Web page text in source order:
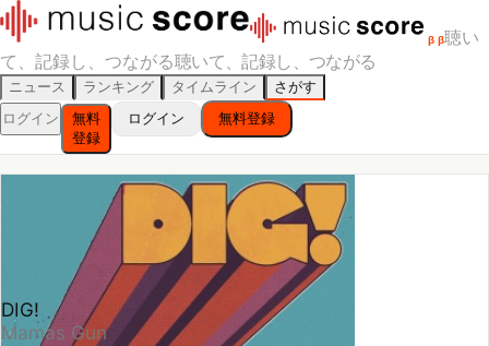
β β聴い
て、記録し、つながる聴いて、記録し、つながる
ニュース ランキング タイムライン
さがす
ログイン
無料
登録
ログイン 無料登録
Mamas Gun
2026ロック